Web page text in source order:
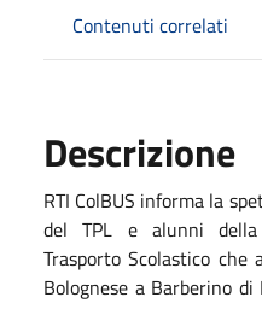
Contenuti correlati
Descrizione
RTI ColBUS informa la
del TPL e alunni
Trasporto Scolastico
Bolognese a Barberino